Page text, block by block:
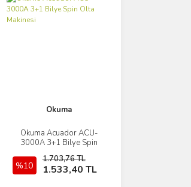
Okuma
Okuma Acuador ACU-
3000A 3+1 Bilye Spin
%10
1.703,76 TL
1.533,40 TL
İncele
Sepete Ekle